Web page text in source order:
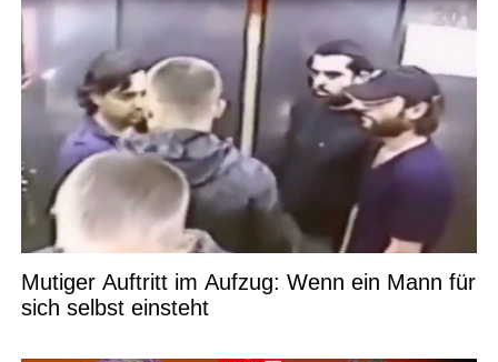
Mutiger Auftritt im Aufzug: Wenn ein Mann für
sich selbst einsteht